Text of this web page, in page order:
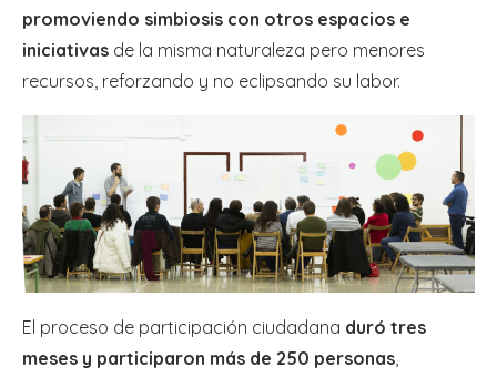
promoviendo simbiosis con otros espacios e
iniciativas de la misma naturaleza pero menores
recursos, reforzando y no eclipsando su labor.
El proceso de participación ciudadana duró tres
meses y participaron más de 250 personas,